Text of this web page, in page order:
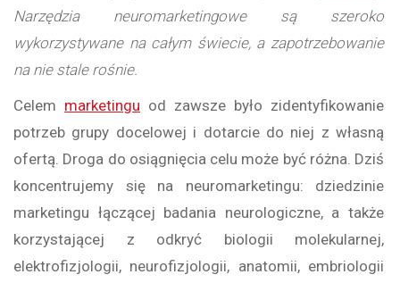
Narzędzia neuromarketingowe są szeroko
wykorzystywane na całym świecie, a zapotrzebowanie
na nie stale rośnie.
Celem marketingu od zawsze było zidentyfikowanie
potrzeb grupy docelowej i dotarcie do niej z własną
ofertą. Droga do osiągnięcia celu może być różna. Dziś
koncentrujemy się na neuromarketingu: dziedzinie
marketingu łączącej badania neurologiczne, a także
korzystającej z odkryć biologii molekularnej,
elektrofizjologii, neurofizjologii, anatomii, embriologii